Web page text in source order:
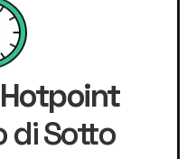
Hotpoint
di Sotto